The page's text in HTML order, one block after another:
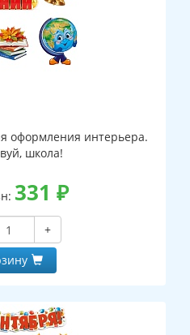
оформления интерьера.
школа!
331 ₽
+